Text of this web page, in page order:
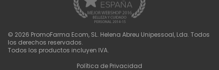
© 2026 PromoFarma Ecom, SL. Helena Abreu Unipessoal, Lda. Todos
los derechos reservados.
Todos los productos incluyen IVA.
Política de Privacidad